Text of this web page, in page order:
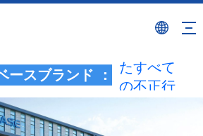
ースブランド ：
BIOBASE
ブランド
たすべて
の不正行
為は、違